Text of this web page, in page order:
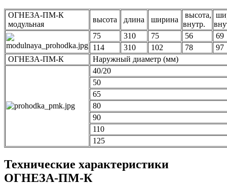
ОГНЕЗА-ПМ-К
модульная
высота длина ширина
высота,
внутр.
75
310 75 56
69
114
310 102 78
97
ОГНЕЗА-ПМ-К
Наружный диаметр (мм)
40/20
50
65
80
90
110
125
Технические характеристики
ОГНЕЗА-ПМ-К